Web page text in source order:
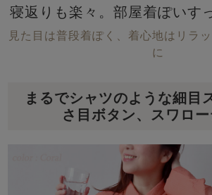
寝返りも楽々。部屋着ぽいす
見た目は普段着ぽく、着心地はリラ
に
まるでシャツのような細目
さ目ボタン、スワロ